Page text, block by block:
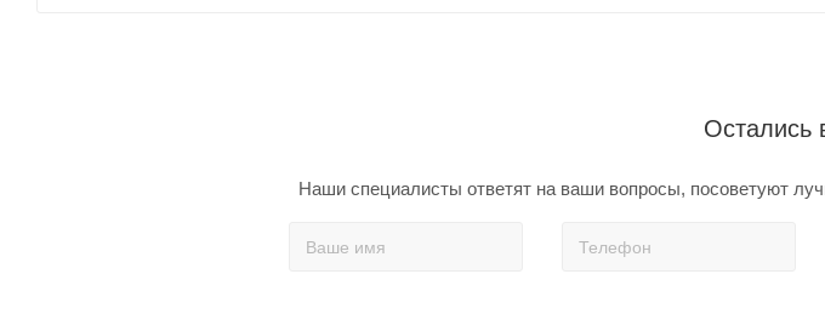
Остались
Наши специалисты ответят на ваши вопросы, посоветуют